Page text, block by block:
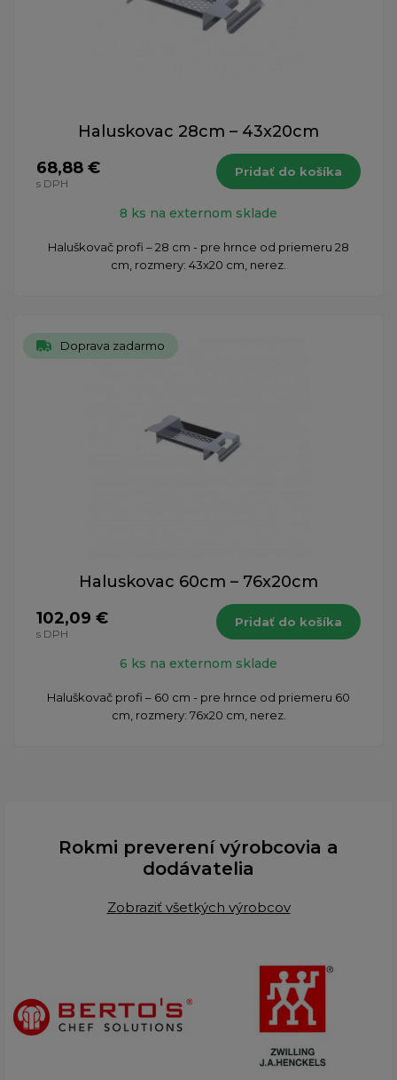
Haluskovac 28cm – 43x20cm
68,88 €
s DPH
Pridať do košíka
8 ks na externom sklade
Haluškovač profi – 28 cm - pre hrnce od priemeru 28
cm, rozmery: 43x20 cm, nerez.
Doprava zadarmo
Haluskovac 60cm – 76x20cm
102,09 €
s DPH
Pridať do košíka
6 ks na externom sklade
Haluškovač profi – 60 cm - pre hrnce od priemeru 60
cm, rozmery: 76x20 cm, nerez.
Rokmi preverení výrobcovia a
dodávatelia
Zobraziť všetkých výrobcov